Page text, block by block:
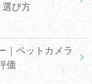
選び方
｜ペットカメラ
価